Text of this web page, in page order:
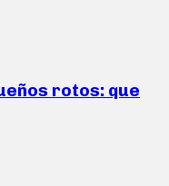
rotos: que